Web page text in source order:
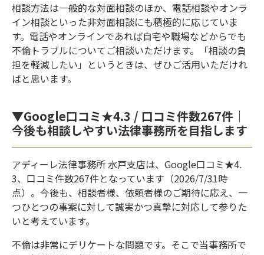
相談方法は一般的な対面相談のほか、電話相談やオンラ
イン相談といった非対面相談にも積極的に応じていま
す。電話やオンラインであれば自宅や職場などからでも
不倫トラブルについてご相談いただけます。「相談の負
担を軽減したい」というときは、ぜひご活用いただけれ
ばと思います。
▼Google口コミ★4.3 / 口コミ件数267件｜
今後も相談しやすい法律事務所を目指します
アディーレ法律事務所 水戸支店は、Google口コミ★4.
3、口コミ件数267件となっています（2026/7/31時
点）。今後も、相談者様、依頼者様のご期待に応え、一
つひとつの事案に対して誠実かつ真摯に対応して参りた
いと考えています。
不倫は非常にデリケートな問題です。そこで当事務所で